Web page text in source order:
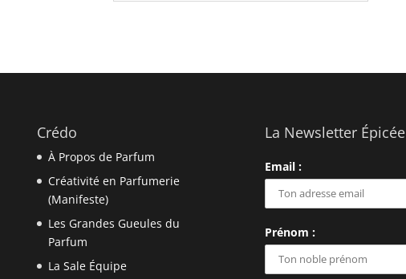
Crédo
À Propos de Parfum
Créativité en Parfumerie
(Manifeste)
Les Grandes Gueules du
Parfum
La Sale Équipe
La Newsletter Épicée
Email :
Prénom :